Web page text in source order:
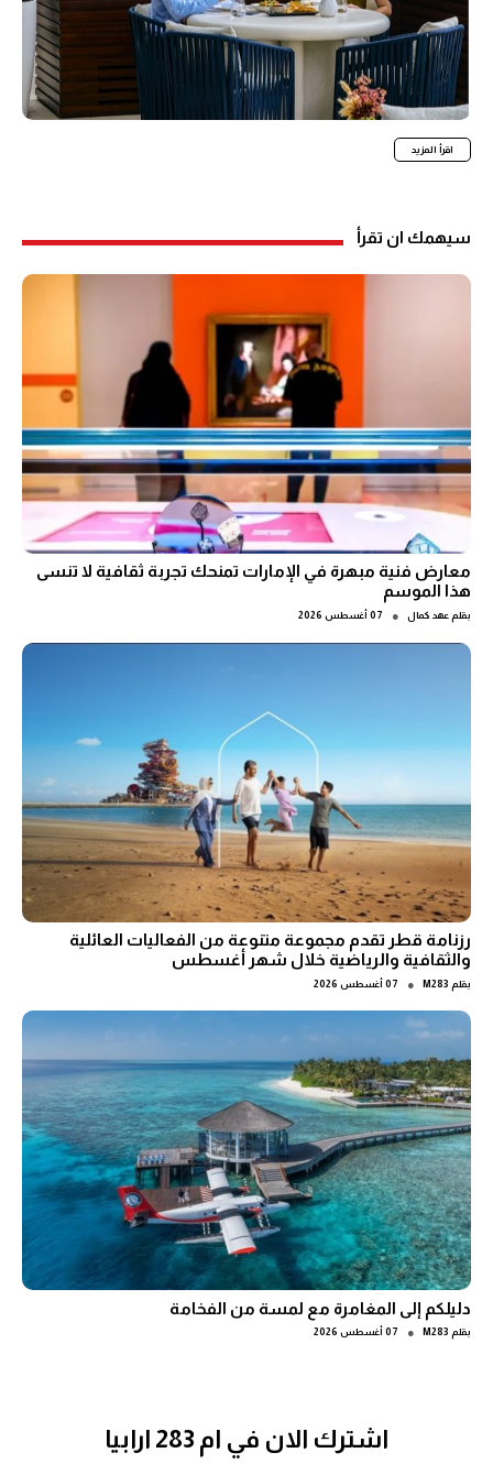
اقرأ المزيد
سيهمك ان تقرأ
معارض فنية مبهرة في الإمارات تمنحك تجربة ثقافية لا تنسى
هذا الموسم
بقلم عهد كمال ● 07 أغسطس 2026
رزنامة قطر تقدم مجموعة متنوعة من الفعاليات العائلية
والثقافية والرياضية خلال شهر أغسطس
بقلم M283
● 07 أغسطس 2026
دليلكم إلى المغامرة مع لمسة من الفخامة
بقلم M283
● 07 أغسطس 2026
اشترك الان في ام 283 ارابيا